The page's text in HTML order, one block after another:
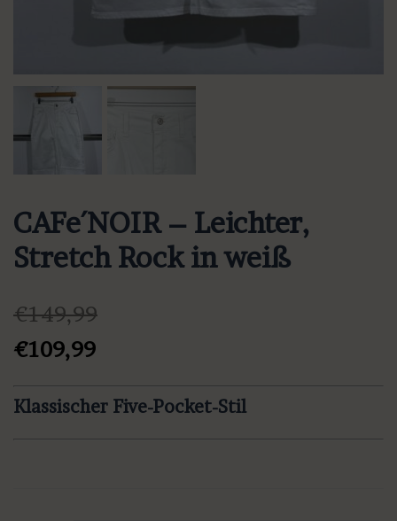
CAFe´NOIR – Leichter,
Stretch Rock in weiß
€149,99
Ursprünglicher
war:
€109,99Aktueller
ist:
Klassischer Five-Pocket-Stil